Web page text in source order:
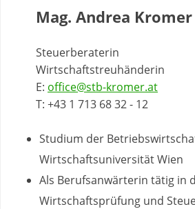
Mag. Andrea Kromer
Steuerberaterin
Wirtschaftstreuhänderin
E: office@stb-kromer.at
T: +43 1 713 68 32 - 12
Studium der
Wirtschaftsuniversität Wien
Als Berufsanwärterin tätig in
Wirtschaftsprüfung und